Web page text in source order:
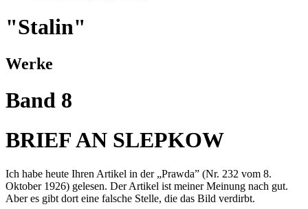
"Stalin"
Werke
Band 8
BRIEF AN SLEPKOW
Ich habe heute Ihren Artikel in der „Prawda” (Nr. 232 vom 8.
Oktober 1926) gelesen. Der Artikel ist meiner Meinung nach gut.
Aber es gibt dort eine falsche Stelle, die das Bild verdirbt.